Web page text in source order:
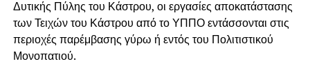
Δυτικής Πύλης του Κάστρου, οι εργασίες αποκατάστασης
των Τειχών του Κάστρου από το ΥΠΠΟ εντάσσονται στις
περιοχές παρέμβασης γύρω ή εντός του Πολιτιστικού
Μονοπατιού.